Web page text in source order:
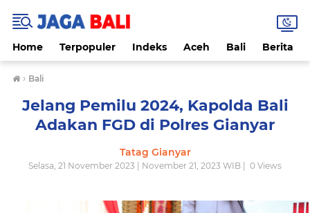
Home Terpopuler Indeks Aceh Bali Berita
› Bali
Jelang Pemilu 2024, Kapolda Bali
Adakan FGD di Polres Gianyar
Tatag Gianyar
Selasa, 21 November 2023 | November 21, 2023 WIB | 0 Views